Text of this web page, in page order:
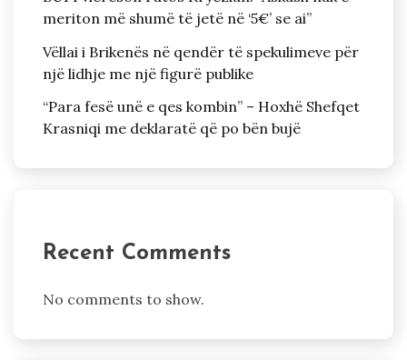
meriton më shumë të jetë në ‘5€’ se ai”
Vëllai i Brikenës në qendër të spekulimeve për
një lidhje me një figurë publike
“Para fesë unë e qes kombin” – Hoxhë Shefqet
Krasniqi me deklaratë që po bën bujë
Recent Comments
No comments to show.